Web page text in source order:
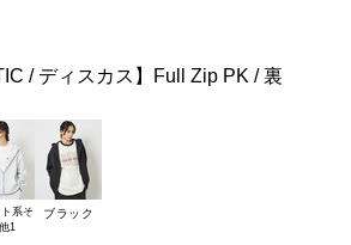
/ ディスカス】Full Zip PK / 裏
系そ
ブラック